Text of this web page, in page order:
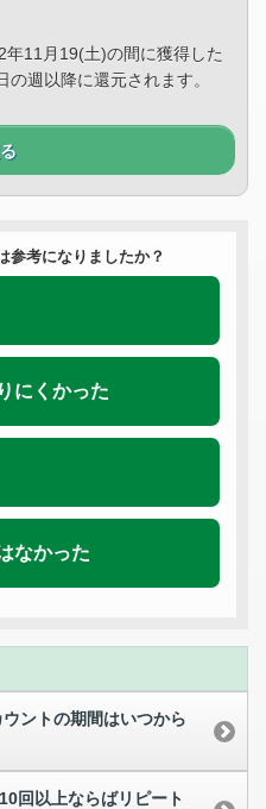
11月19(土)の間に獲得した
週以降に還元されます。
参考になりましたか？
にくかった
なかった
ントの期間はいつから
回以上ならばリピート